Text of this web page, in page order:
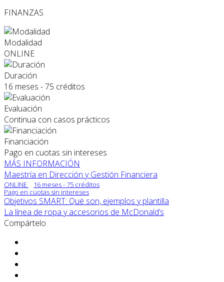
FINANZAS
Modalidad
ONLINE
Duración
16 meses - 75 créditos
Evaluación
Continua con casos prácticos
Financiación
Pago en cuotas sin intereses
MÁS INFORMACIÓN
Maestría en Dirección y Gestión Financiera
ONLINE
16 meses - 75 créditos
Pago en cuotas sin intereses
Objetivos SMART: Qué son, ejemplos y plantilla
La línea de ropa y accesorios de McDonald’s
Compártelo